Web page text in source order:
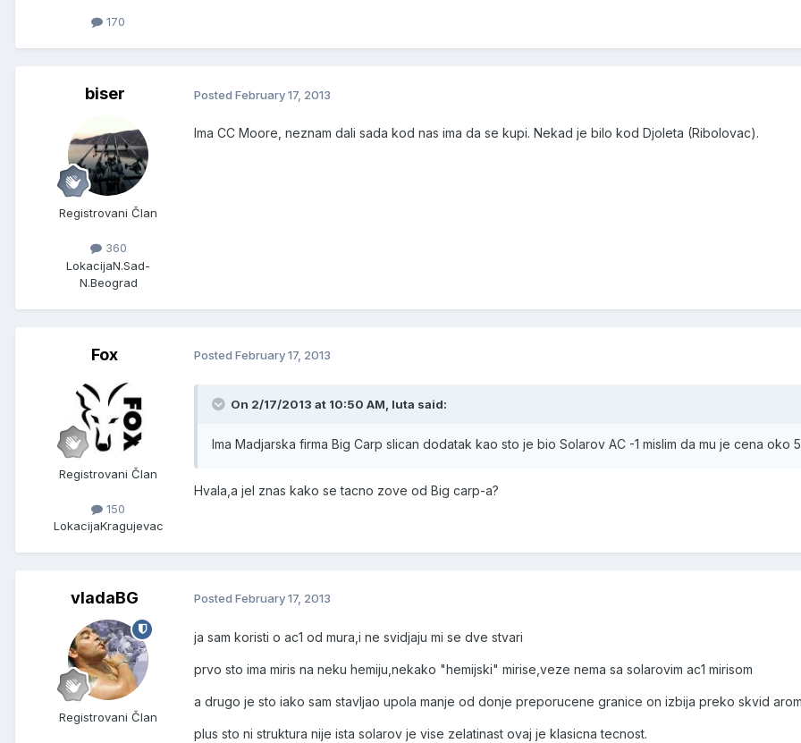
170
biser
Registrovani Član
360
LokacijaN.Sad-
N.Beograd
Posted February 17, 2013
Ima CC Moore, neznam dali sada kod nas ima da se kupi. Nekad je bilo kod Djoleta (Ribolovac).
Fox
Registrovani Član
150
LokacijaKragujevac
Posted February 17, 2013
On 2/17/2013 at 10:50 AM, luta said:
Ima Madjarska firma Big Carp slican dodatak kao sto je bio Solarov AC -1 mislim da mu je cena oko
Hvala,a jel znas kako se tacno zove od Big carp-a?
vladaBG
Registrovani Član
Posted February 17, 2013
ja sam koristi o ac1 od mura,i ne svidjaju mi se dve stvari
prvo sto ima miris na neku hemiju,nekako "hemijski" mirise,veze nema sa solarovim ac1 mirisom
a drugo je sto iako sam stavljao upola manje od donje preporucene granice on izbija preko skvid
plus sto ni struktura nije ista solarov je vise zelatinast ovaj je klasicna tecnost.